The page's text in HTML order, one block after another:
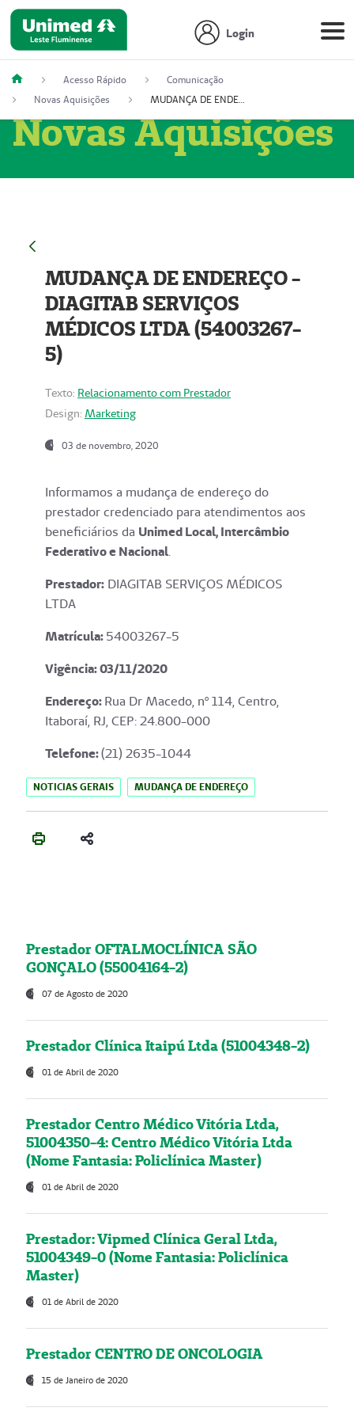
Login
Acesso Rápido
Comunicação
Novas Aquisições
MUDANÇA DE ENDEREÇO - DIAGITAB SERVIÇOS MÉDICOS LTDA (54003267-5)
Novas Aquisições
MUDANÇA DE ENDEREÇO -
DIAGITAB SERVIÇOS
MÉDICOS LTDA (54003267-
5)
Texto: Relacionamento com Prestador
Design: Marketing
03 de novembro, 2020
Informamos a mudança de endereço do
prestador credenciado para atendimentos aos
beneficiários da Unimed Local, Intercâmbio
Federativo e Nacional.
Prestador: DIAGITAB SERVIÇOS MÉDICOS
LTDA
Matrícula:54003267-5
Vigência: 03/11/2020
Endereço:Rua Dr Macedo, nº 114, Centro,
Itaboraí, RJ, CEP: 24.800-000
Telefone:(21) 2635-1044
NOTICIAS GERAIS MUDANÇA DE ENDEREÇO
Prestador OFTALMOCLÍNICA SÃO
GONÇALO (55004164-2)
07 de Agosto de 2020
Prestador Clínica Itaipú Ltda (51004348-2)
01 de Abril de 2020
Prestador Centro Médico Vitória Ltda,
51004350-4: Centro Médico Vitória Ltda
(Nome Fantasia: Policlínica Master)
01 de Abril de 2020
Prestador: Vipmed Clínica Geral Ltda,
51004349-0 (Nome Fantasia: Policlínica
Master)
01 de Abril de 2020
Prestador CENTRO DE ONCOLOGIA
15 de Janeiro de 2020